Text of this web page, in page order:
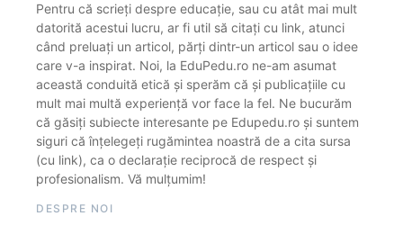
Pentru că scrieți despre educație, sau cu atât mai mult
datorită acestui lucru, ar fi util să citați cu link, atunci
când preluați un articol, părți dintr-un articol sau o idee
care v-a inspirat. Noi, la EduPedu.ro ne-am asumat
această conduită etică și sperăm că și publicațiile cu
mult mai multă experiență vor face la fel. Ne bucurăm
că găsiți subiecte interesante pe Edupedu.ro și suntem
siguri că înțelegeți rugămintea noastră de a cita sursa
(cu link), ca o declarație reciprocă de respect și
profesionalism. Vă mulțumim!
DESPRE NOI